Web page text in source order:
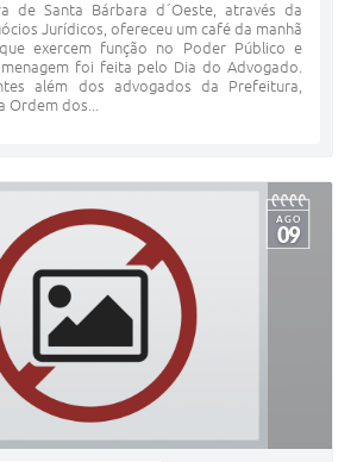
de Santa Bárbara d´Oeste, através da
Jurídicos, ofereceu um café da manhã
exercem função no Poder Público e
foi feita pelo Dia do Advogado.
além dos advogados da Prefeitura,
dos...
AGO
09